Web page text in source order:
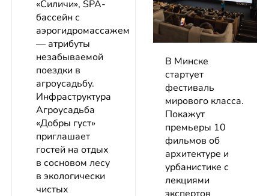
«Силичи», SPA-
бассейн с
аэрогидромассажем
— атрибуты
незабываемой
поездки в
агроусадьбу.
Инфраструктура
Агроусадьба
«Добры густ»
приглашает
гостей на отдых
в сосновом лесу
в экологически
чистых
В Минске
стартует
фестиваль
мирового класса.
Покажут
премьеры 10
фильмов об
архитектуре и
урбанистике с
лекциями